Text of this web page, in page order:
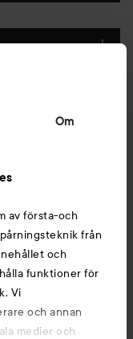
Om
av första-och
från
och
funktioner för
Vi
och annan
medier och